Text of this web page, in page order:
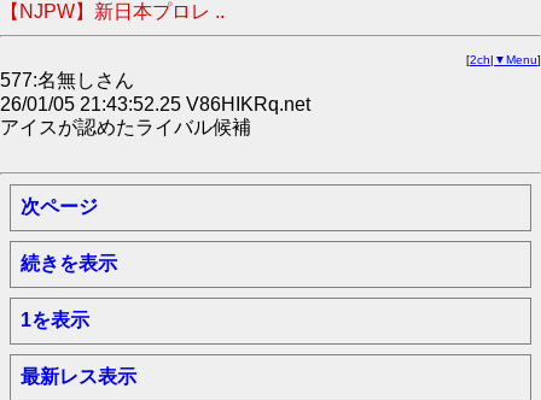
【NJPW】新日本プロレ ..
[2ch| ▼Menu]
577:名無しさん
26/01/05 21:43:52.25 V86HIKRq.net
アイスが認めたライバル候補
次ページ
続きを表示
1を表示
最新レス表示